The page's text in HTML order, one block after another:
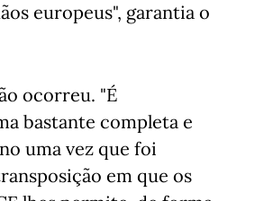
europeus", garantia o
ocorreu. "É
bastante completa e
uma vez que foi
em que os